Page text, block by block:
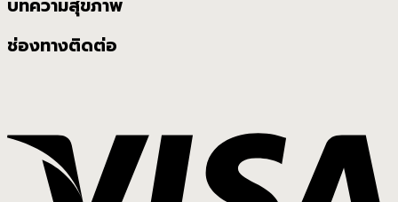
บทความสุขภาพ
ช่องทางติดต่อ